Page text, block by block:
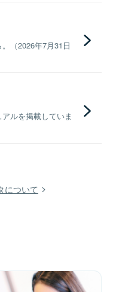
（2026年7月31日
ルを掲載していま
について